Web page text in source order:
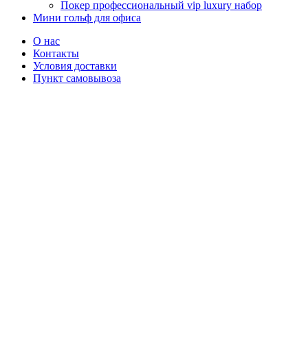
Покер профессиональный vip luxury набор
Мини гольф для офиса
О нас
Контакты
Условия доставки
Пункт самовывоза